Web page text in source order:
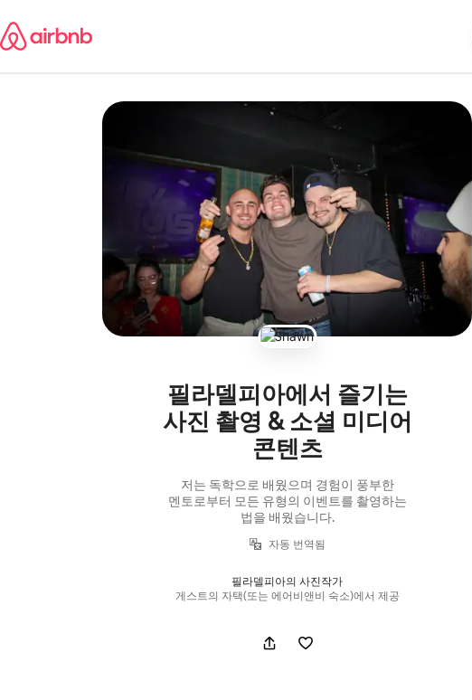
바로가기
필라델피아에서 즐기는
사진 촬영 & 소셜 미디어
콘텐츠
저는 독학으로 배웠으며 경험이 풍부한
멘토로부터 모든 유형의 이벤트를 촬영하는
법을 배웠습니다.
자동 번역됨
필라델피아의 사진작가
게스트의 자택(또는 에어비앤비 숙소)에서 제공